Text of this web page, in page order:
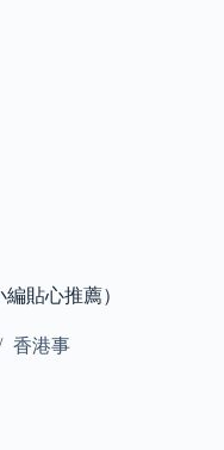
貼心推薦）
香港事